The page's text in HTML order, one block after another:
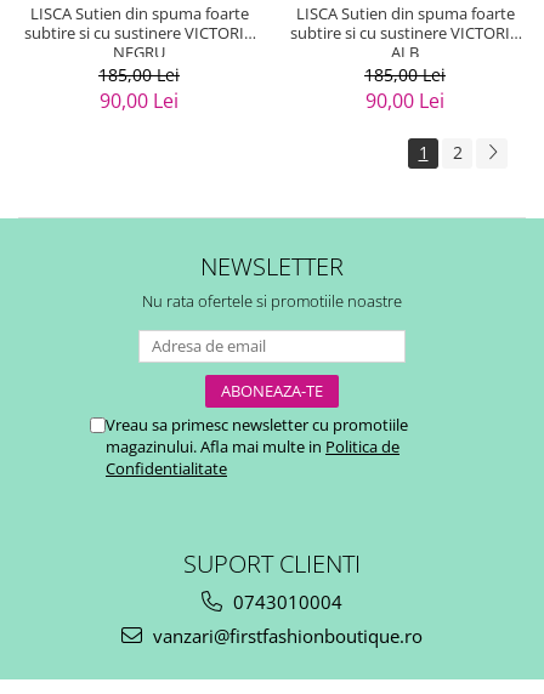
LISCA Sutien din spuma foarte
subtire si cu sustinere VICTORIA
NEGRU
185,00 Lei
90,00 Lei
LISCA Sutien din spuma foarte
subtire si cu sustinere VICTORIA
ALB
185,00 Lei
90,00 Lei
1 2
NEWSLETTER
Nu rata ofertele si promotiile noastre
Vreau sa primesc newsletter cu promotiile
magazinului. Afla mai multe in Politica de
Confidentialitate
SUPORT CLIENTI
0743010004
vanzari@firstfashionboutique.ro